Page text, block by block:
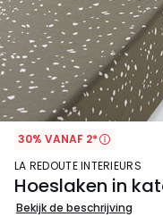
30% VANAF 2*
LA REDOUTE INTERIEURS
Hoeslaken in
Bekijk de beschrijving